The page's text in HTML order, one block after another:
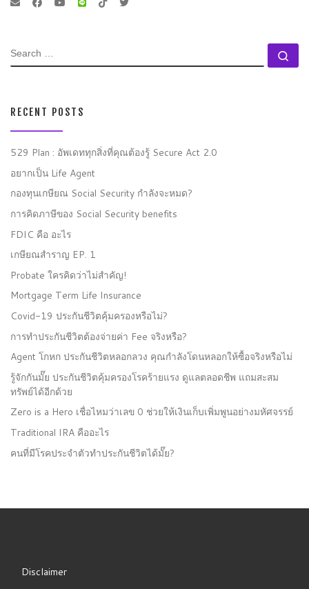
SEARCH
RECENT POSTS
529 Plan : อัพเดททุกสิ่งที่คุณต้องรู้ Secure Act 2.0
อยากเป็น Life Agent
กองทุนเกษียณ Social Security กำลังจะหมด?
การคิดภาษีของ Social Security benefits
FDIC คือ อะไร
เกษียณสำราญ EP. 1
Probate ใครคิดว่าไม่สำคัญ!
Mortgage Term Life Insurance
Covid-19 ประกันชีวิตคุ้มครองหรือไม่?
การทำประกันชีวิตต้องจ่ายค่า Fee จริงหรือ?
Agent โกหก ประกันชีวิตหลอกลวง คุณกำลังโดนหลอกให้ซื้อจริงหรือไม่
รู้จักกันมั๊ย ประกันชีวิตคุ้มครองโรคร้ายแรง ดูแลตลอดชีพ แถมสะสม
ทรัพย์ได้อีกด้วย
Zero is a Hero เชื่อไหมว่าเลข 0 ช่วยให้เงินเก็บเพิ่มพูนอย่างมหัศจรรย์
Traditional IRA คืออะไร
คนที่มีโรคประจำตัวทำประกันชีวิตได้มั๊ย?
Disclaimer